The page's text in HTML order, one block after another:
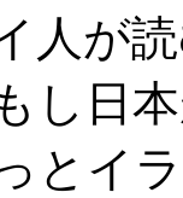
人が
し日
とイ